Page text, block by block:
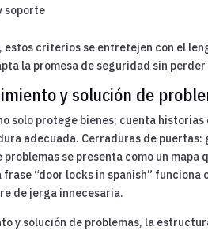
soporte
criterios se entretejen con el
la promesa de seguridad sin
y solución de
solo protege bienes; cuenta
adecuada. Cerraduras de
se presenta como un
frase “door locks in spanish”
de jerga innecesaria.
y solución de problemas, la